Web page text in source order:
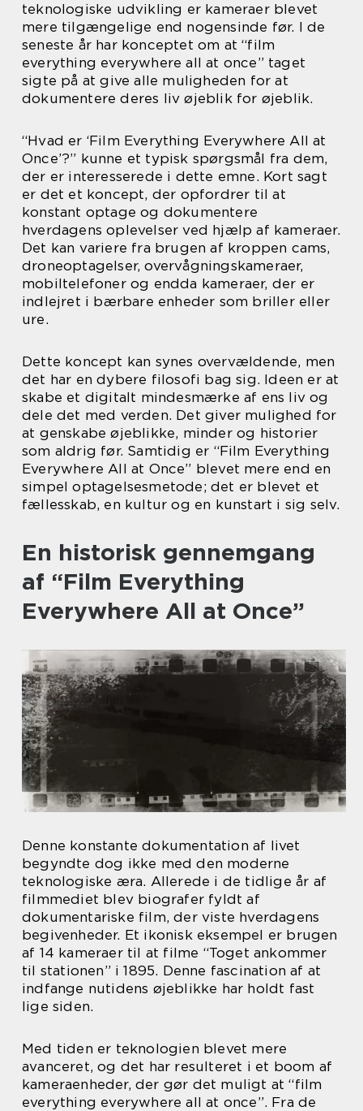
teknologiske udvikling er kameraer blevet
mere tilgængelige end nogensinde før. I de
seneste år har konceptet om at “film
everything everywhere all at once” taget
sigte på at give alle muligheden for at
dokumentere deres liv øjeblik for øjeblik.
“Hvad er ‘Film Everything Everywhere All at
Once’?” kunne et typisk spørgsmål fra dem,
der er interesserede i dette emne. Kort sagt
er det et koncept, der opfordrer til at
konstant optage og dokumentere
hverdagens oplevelser ved hjælp af kameraer.
Det kan variere fra brugen af kroppen cams,
droneoptagelser, overvågningskameraer,
mobiltelefoner og endda kameraer, der er
indlejret i bærbare enheder som briller eller
ure.
Dette koncept kan synes overvældende, men
det har en dybere filosofi bag sig. Ideen er at
skabe et digitalt mindesmærke af ens liv og
dele det med verden. Det giver mulighed for
at genskabe øjeblikke, minder og historier
som aldrig før. Samtidig er “Film Everything
Everywhere All at Once” blevet mere end en
simpel optagelsesmetode; det er blevet et
fællesskab, en kultur og en kunstart i sig selv.
En historisk gennemgang
af “Film Everything
Everywhere All at Once”
Denne konstante dokumentation af livet
begyndte dog ikke med den moderne
teknologiske æra. Allerede i de tidlige år af
filmmediet blev biografer fyldt af
dokumentariske film, der viste hverdagens
begivenheder. Et ikonisk eksempel er brugen
af 14 kameraer til at filme “Toget ankommer
til stationen” i 1895. Denne fascination af at
indfange nutidens øjeblikke har holdt fast
lige siden.
Med tiden er teknologien blevet mere
avanceret, og det har resulteret i et boom af
kameraenheder, der gør det muligt at “film
everything everywhere all at once”. Fra de